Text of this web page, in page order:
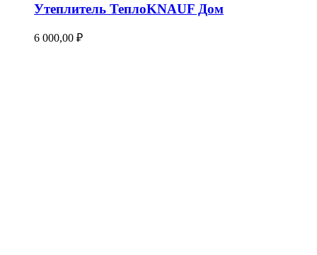
Утеплитель ТеплоKNAUF Дом
6 000,00 ₽